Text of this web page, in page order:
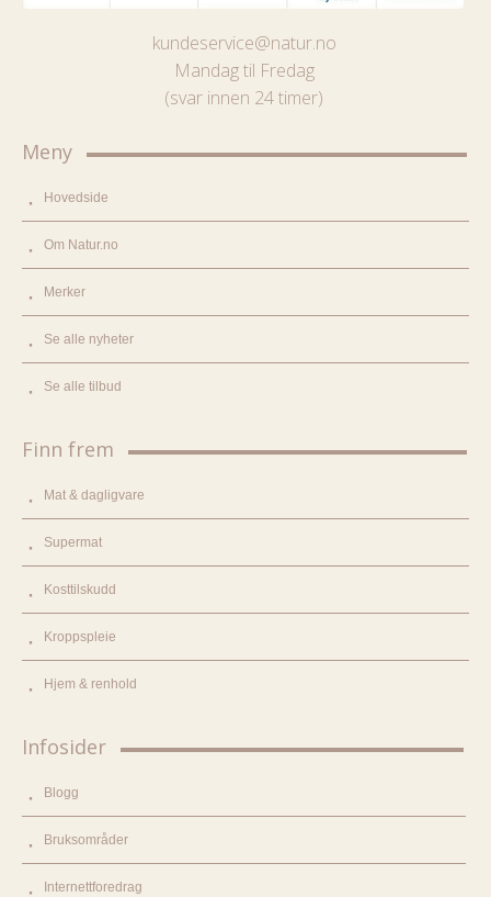
kundeservice@natur.no
Mandag til Fredag
(svar innen 24 timer)
Meny
Hovedside
Om Natur.no
Merker
Se alle nyheter
Se alle tilbud
Finn frem
Mat & dagligvare
Supermat
Kosttilskudd
Kroppspleie
Hjem & renhold
Infosider
Blogg
Bruksområder
Internettforedrag